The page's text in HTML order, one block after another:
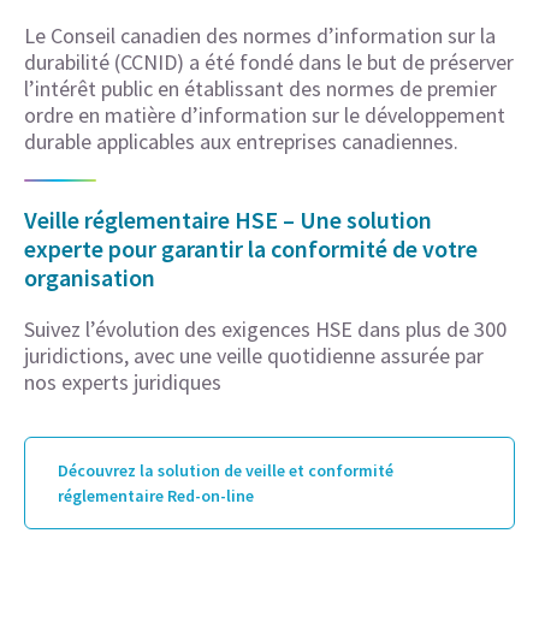
Le Conseil canadien des normes d’information sur la
durabilité (CCNID) a été fondé dans le but de préserver
l’intérêt public en établissant des normes de premier
ordre en matière d’information sur le développement
durable applicables aux entreprises canadiennes.
Veille réglementaire HSE – Une solution
experte pour garantir la conformité de votre
organisation
Suivez l’évolution des exigences HSE dans plus de 300
juridictions, avec une veille quotidienne assurée par
nos experts juridiques
Découvrez la solution de veille et conformité
réglementaire Red-on-line